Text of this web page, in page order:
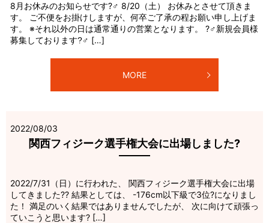
8月お休みのお知らせです?‍♂️ 8/20（土） お休みとさせて頂きま
す。 ご不便をお掛けしますが、何卒ご了承の程お願い申し上げま
す。 ※それ以外の日は通常通りの営業となります。 ?‍♂️新規会員様
募集しております?‍♂ […]
MORE
2022/08/03
関西フィジーク選手権大会に出場しました?
2022/7/31（日）に行われた、 関西フィジーク選手権大会に出場
してきました?? 結果としては、 -176cm以下級で3位?になりまし
た！ 満足のいく結果ではありませんでしたが、 次に向けて頑張っ
ていこうと思います? […]